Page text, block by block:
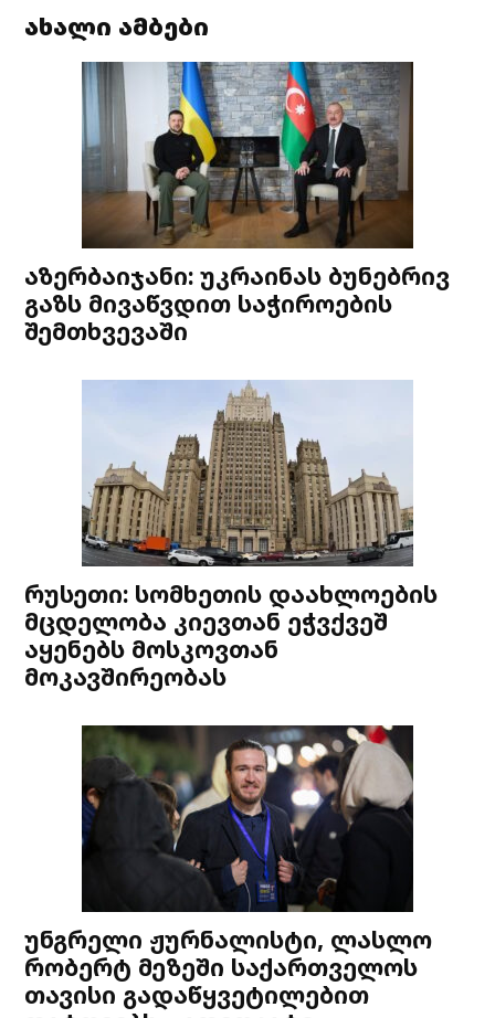
ახალი ამბები
აზერბაიჯანი: უკრაინას ბუნებრივ
გაზს მივაწვდით საჭიროების
შემთხვევაში
რუსეთი: სომხეთის დაახლოების
მცდელობა კიევთან ეჭვქვეშ
აყენებს მოსკოვთან
მოკავშირეობას
უნგრელი ჟურნალისტი, ლასლო
რობერტ მეზეში საქართველოს
თავისი გადაწყვეტილებით